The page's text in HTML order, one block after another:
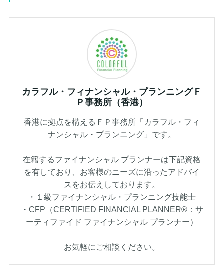
カラフル・フィナンシャル・プランニングＦ
Ｐ事務所（香港）
香港に拠点を構えるＦＰ事務所「カラフル・フィ
ナンシャル・プランニング」です。
在籍するファイナンシャル プランナーは下記資格
を有しており、お客様のニーズに沿ったアドバイ
スをお伝えしております。
・１級ファイナンシャル・プランニング技能士
・CFP（CERTIFIED FINANCIAL PLANNER®：サ
ーティファイド ファイナンシャル プランナー）
お気軽にご相談ください。